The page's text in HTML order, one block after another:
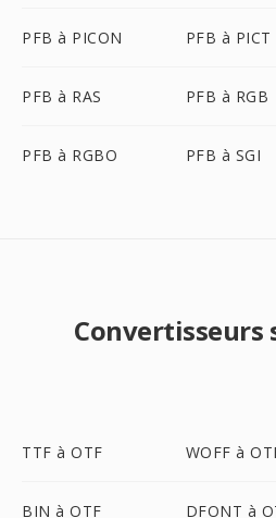
PFB à PICON PFB à PICT
PFB à RAS PFB à RGB
PFB à RGBO PFB à SGI
Convertisseurs
TTF à OTF WOFF à
BIN à OTF DFONT à